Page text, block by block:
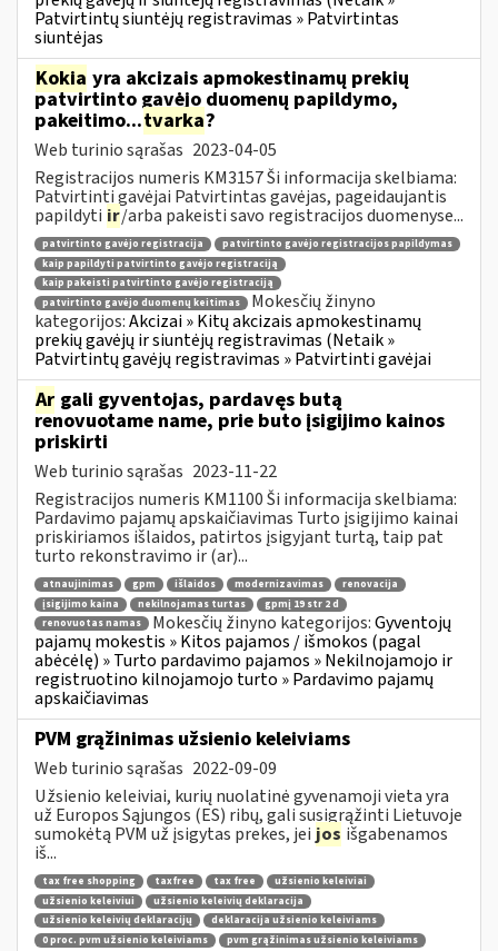
Patvirtintų siuntėjų registravimas » Patvirtintas
siuntėjas
Kokia yra akcizais apmokestinamų prekių
patvirtinto gavėjo duomenų papildymo,
pakeitimo...tvarka?
Web turinio sąrašas 2023-04-05
Registracijos numeris KM3157 Ši informacija skelbiama:
Patvirtinti gavėjai Patvirtintas gavėjas, pageidaujantis
papildyti ir/arba pakeisti savo registracijos duomenyse...
patvirtinto gavėjo registracija
patvirtinto gavėjo registracijos papildymas
kaip papildyti patvirtinto gavėjo registraciją
kaip pakeisti patvirtinto gavėjo registraciją
patvirtinto gavėjo duomenų keitimas
Mokesčių žinyno
kategorijos:Akcizai » Kitų akcizais apmokestinamų
prekių gavėjų ir siuntėjų registravimas (Netaik »
Patvirtintų gavėjų registravimas » Patvirtinti gavėjai
Ar gali gyventojas, pardavęs butą
renovuotame name, prie buto įsigijimo kainos
priskirti
Web turinio sąrašas 2023-11-22
Registracijos numeris KM1100 Ši informacija skelbiama:
Pardavimo pajamų apskaičiavimas Turto įsigijimo kainai
priskiriamos išlaidos, patirtos įsigyjant turtą, taip pat
turto rekonstravimo ir (ar)...
atnaujinimas gpm išlaidos modernizavimas
renovacija
įsigijimo kaina
nekilnojamas turtas
gpmį 19 str 2 d
renovuotas namas
Mokesčių žinyno kategorijos:Gyventojų
pajamų mokestis » Kitos pajamos / išmokos (pagal
abėcėlę) » Turto pardavimo pajamos » Nekilnojamojo ir
registruotino kilnojamojo turto » Pardavimo pajamų
apskaičiavimas
PVM grąžinimas užsienio keleiviams
Web turinio sąrašas 2022-09-09
Užsienio keleiviai, kurių nuolatinė gyvenamoji vieta yra
už Europos Sąjungos (ES) ribų, gali susigrąžinti Lietuvoje
sumokėtą PVM už įsigytas prekes, jei jos išgabenamos
iš...
tax free shopping taxfree tax free
užsienio keleiviai
užsienio keleiviui
užsienio keleivių deklaracija
užsienio keleivių deklaracijų
deklaracija užsienio keleiviams
0 proc. pvm užsienio keleiviams
pvm grąžinimas užsienio keleiviams